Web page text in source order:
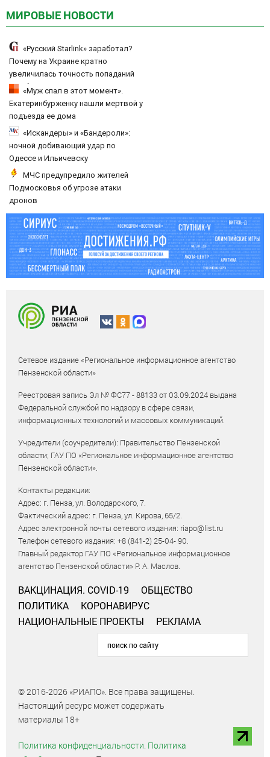
МИРОВЫЕ НОВОСТИ
«Русский Starlink» заработал?
Почему на Украине кратно
увеличилась точность попаданий
по объектам ВСУ
«Муж спал в этот момент».
Екатеринбурженку нашли мертвой у
подъезда ее дома
«Искандеры» и «Бандероли»:
ночной добивающий удар по
Одессе и Ильичевску
МЧС предупредило жителей
Подмосковья об угрозе атаки
дронов
Сетевое издание «Региональное информационное агентство
Пензенской области»
Реестровая запись Эл № ФС77 - 88133 от 03.09.2024 выдана
Федеральной службой по надзору в сфере связи,
информационных технологий и массовых коммуникаций.
Учредители (соучредители): Правительство Пензенской
области; ГАУ ПО «Региональное информационное агентство
Пензенской области».
Контакты редакции:
Адрес: г. Пенза, ул. Володарского, 7.
Фактический адрес: г. Пенза, ул. Кирова, 65/2.
Адрес электронной почты сетевого издания: riapo@list.ru
Телефон сетевого издания: +8 (841-2) 25-04- 90.
Главный редактор ГАУ ПО «Региональное информационное
агентство Пензенской области» Р. А. Маслов.
ВАКЦИНАЦИЯ. COVID-19
ОБЩЕСТВО
ПОЛИТИКА
КОРОНАВИРУС
НАЦИОНАЛЬНЫЕ ПРОЕКТЫ
РЕКЛАМА
© 2016-2026 «РИАПО». Все права защищены.
Настоящий ресурс может содержать
материалы 18+
Политика конфиденциальности. Политика